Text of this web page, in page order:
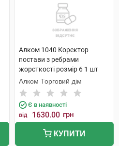
Алком 1040 Коректор
постави з ребрами
жорсткості розмір 6 1 шт
Алком Торговий дім
Є в наявності
від 1630.00 грн
КУПИТИ